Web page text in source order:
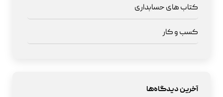
کتاب های حسابداری
کسب و کار
آخرین دیدگاه‌ها